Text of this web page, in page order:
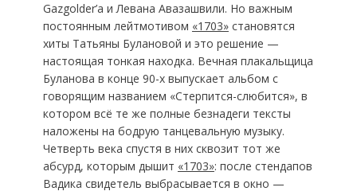
Gazgolder’а и Левана Авазашвили. Но важным
постоянным лейтмотивом «1703»становятся
хиты Татьяны Булановой и это решение —
настоящая тонкая находка. Вечная плакальщица
Буланова в конце 90-х выпускает альбом с
говорящим названием «Стерпится-слюбится», в
котором всё те же полные безнадеги тексты
наложены на бодрую танцевальную музыку.
Четверть века спустя в них сквозит тот же
абсурд, которым дышит «1703»: после стендапов
Вадика свидетель выбрасывается в окно —